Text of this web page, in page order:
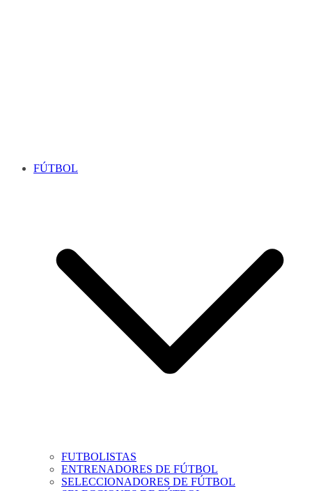
FÚTBOL
FUTBOLISTAS
ENTRENADORES DE FÚTBOL
SELECCIONADORES DE FÚTBOL